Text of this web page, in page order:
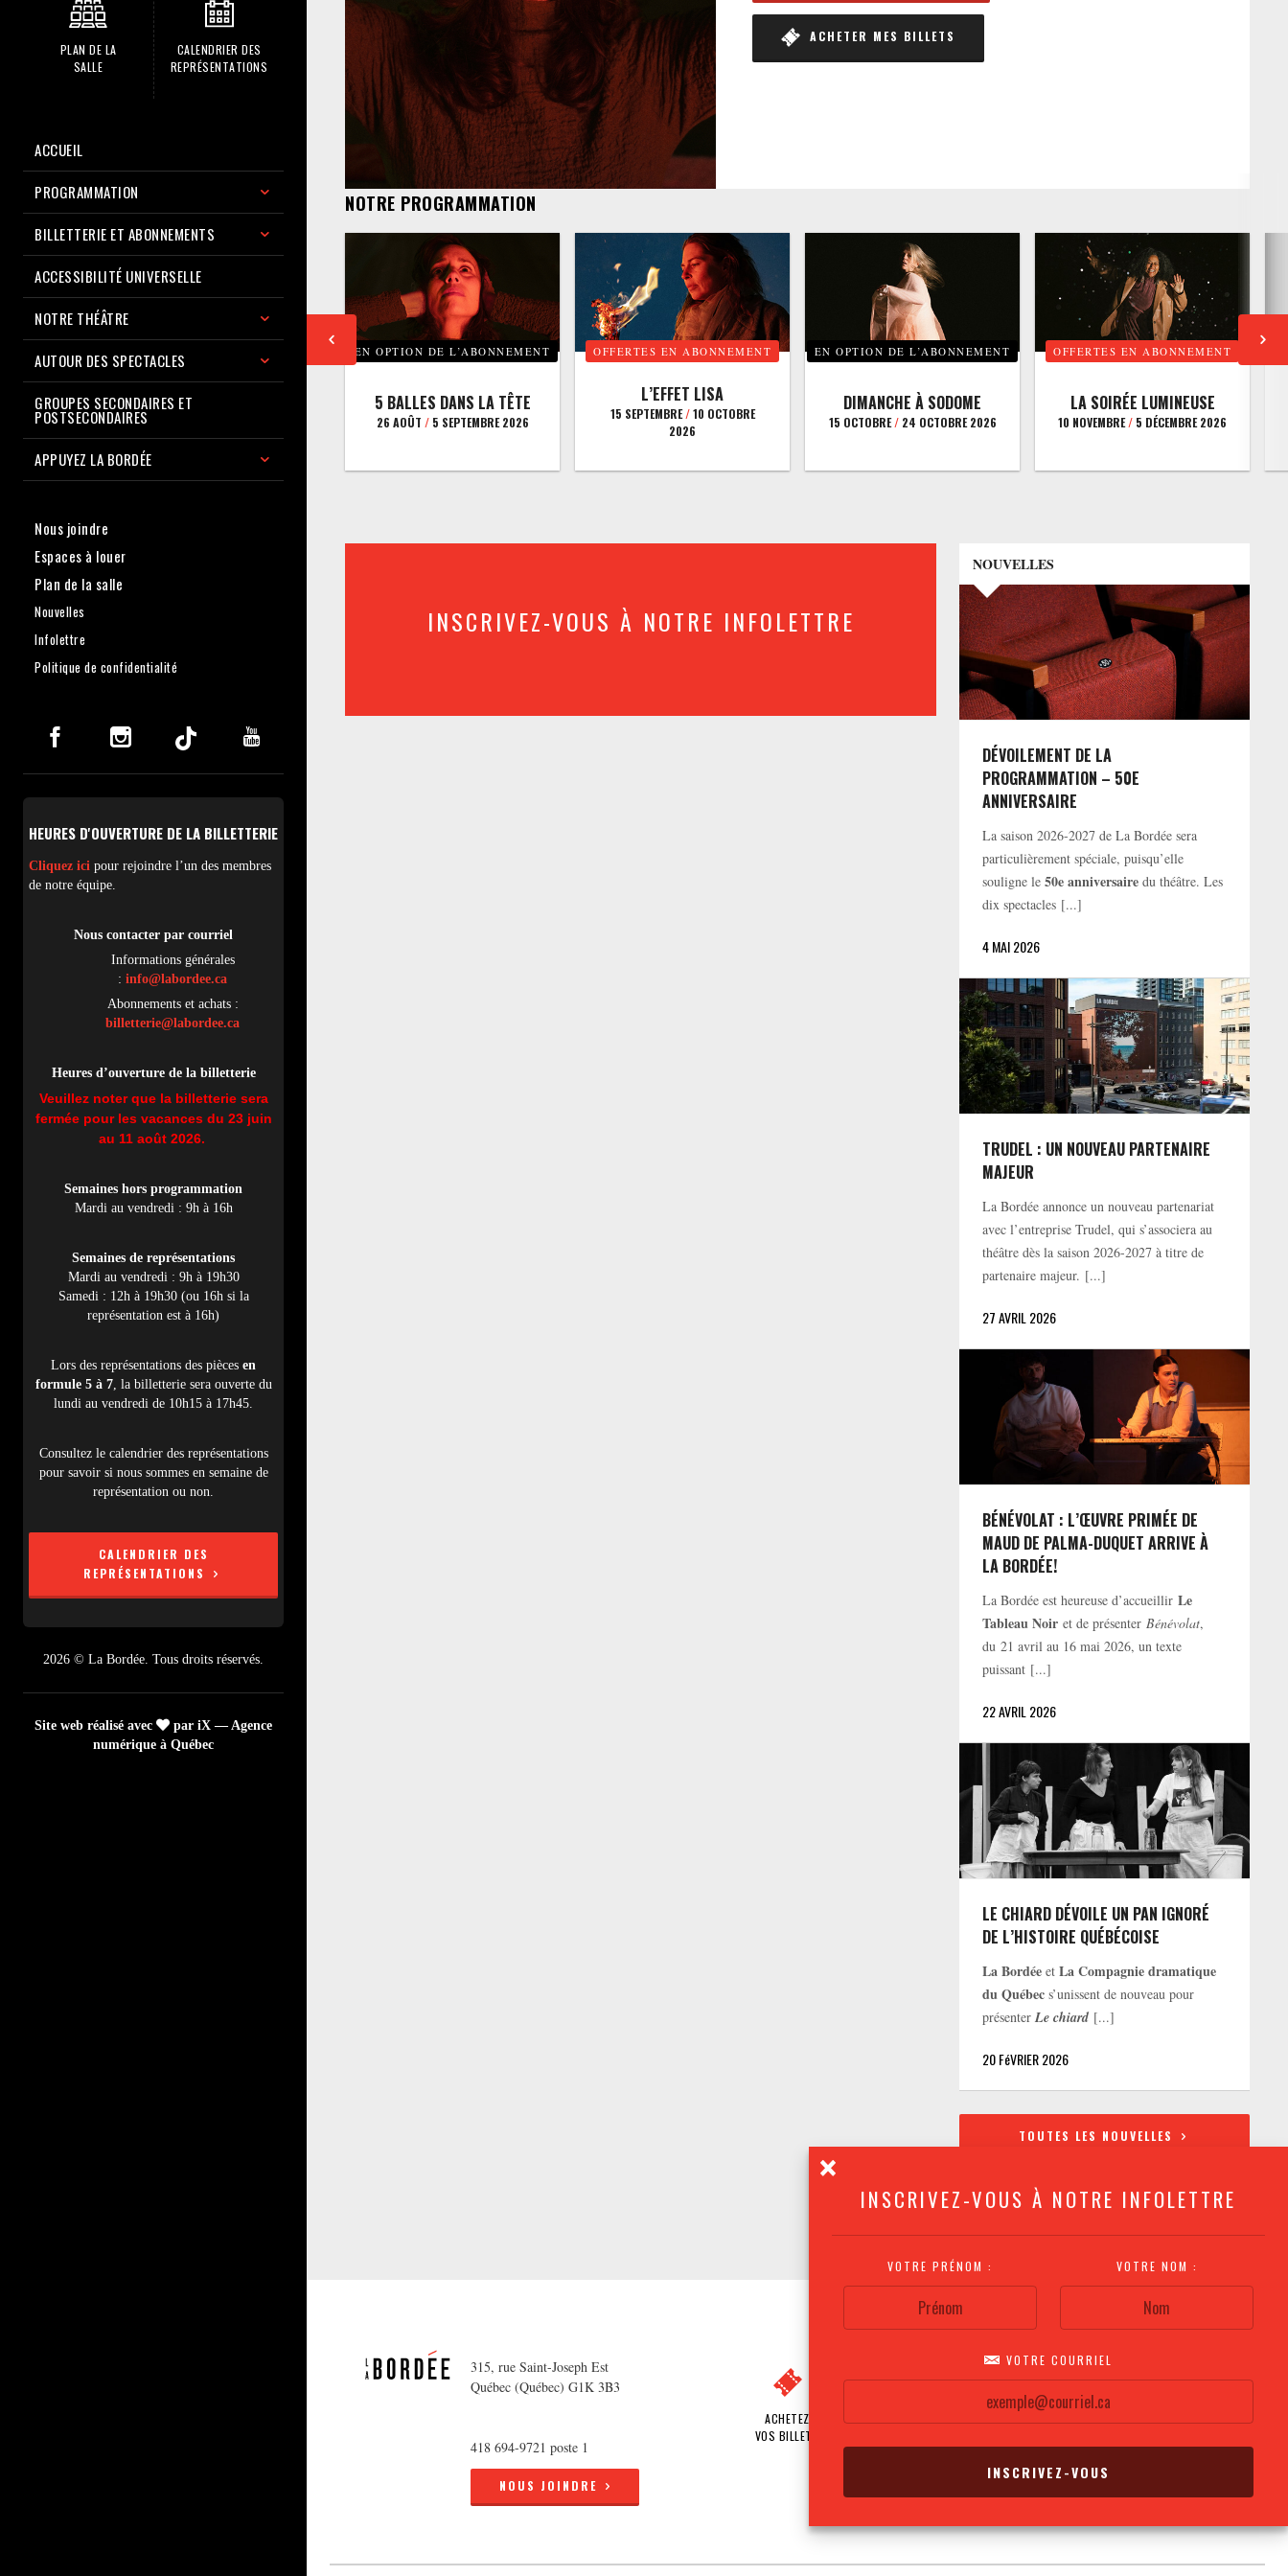
INSCRIVEZ-VOUS À NOTRE INFOLETTRE
VOTRE PRÉNOM : VOTRE NOM :
VOTRE COURRIEL
PLAN DE LA
SALLE
CALENDRIER DES
REPRÉSENTATIONS
ACCUEIL
PROGRAMMATION
BILLETTERIE ET ABONNEMENTS
ACCESSIBILITÉ UNIVERSELLE
NOTRE THÉÂTRE
AUTOUR DES SPECTACLES
GROUPES SECONDAIRES ET
POSTSECONDAIRES
APPUYEZ LA BORDÉE
Nous joindre
Espaces à louer
Plan de la salle
Nouvelles
Infolettre
Politique de confidentialité
HEURES D'OUVERTURE DE LA BILLETTERIE
Cliquez ici pour rejoindre l’un des membres
de notre équipe.
Nous contacter par courriel
Informations générales
: info@labordee.ca
Abonnements et achats :
billetterie@labordee.ca
Heures d’ouverture de la billetterie
Veuillez noter que la billetterie sera
fermée pour les vacances du 23 juin
au 11 août 2026.
Semaines hors programmation
Mardi au vendredi : 9h à 16h
Semaines de représentations
Mardi au vendredi : 9h à 19h30
Samedi : 12h à 19h30 (ou 16h si la
représentation est à 16h)
Lors des représentations des pièces en
formule 5 à 7, la billetterie sera ouverte du
lundi au vendredi de 10h15 à 17h45.
Consultez le calendrier des représentations
pour savoir si nous sommes en semaine de
représentation ou non.
CALENDRIER DES
REPRÉSENTATIONS
2026 © La Bordée. Tous droits réservés.
Site web réalisé avec
par iX — Agence
numérique à Québec
ACHETER MES BILLETS
NOTRE PROGRAMMATION
EN OPTION DE L’ABONNEMENT
5 BALLES DANS LA TÊTE
26 AOÛT /5 SEPTEMBRE 2026
OFFERTES EN ABONNEMENT
L’EFFET LISA
15 SEPTEMBRE/10 OCTOBRE
2026
EN OPTION DE L’ABONNEMENT
DIMANCHE À SODOME
15 OCTOBRE/24 OCTOBRE 2026
OFFERTES EN ABONNEMENT
LA SOIRÉE LUMINEUSE
10 NOVEMBRE/ 5 DÉCEMBRE 2026
INSCRIVEZ-VOUS À NOTRE INFOLETTRE
NOUVELLES
DÉVOILEMENT DE LA
PROGRAMMATION – 50E
ANNIVERSAIRE
La saison 2026-2027 de La Bordée sera
particulièrement spéciale, puisqu’elle
souligne le50e anniversaire du théâtre. Les
dix spectacles [...]
4 MAI 2026
TRUDEL : UN NOUVEAU PARTENAIRE
MAJEUR
La Bordée annonce un nouveau partenariat
avec l’entreprise Trudel, qui s’associera au
théâtre dès la saison 2026-2027 à titre de
partenaire majeur. [...]
27 AVRIL 2026
BÉNÉVOLAT : L’ŒUVRE PRIMÉE DE
MAUD DE PALMA-DUQUET ARRIVE À
LA BORDÉE!
La Bordée est heureuse d’accueillirLe
Tableau Noir et de présenterBénévolat,
du 21 avril au 16 mai 2026, un texte
puissant [...]
22 AVRIL 2026
LE CHIARD DÉVOILE UN PAN IGNORÉ
DE L’HISTOIRE QUÉBÉCOISE
La Bordée etLa Compagnie dramatique
du Québec s’unissent de nouveau pour
présenterLe chiard [...]
20 FéVRIER 2026
TOUTES LES NOUVELLES
315, rue Saint-Joseph Est
Québec (Québec) G1K 3B3
418 694-9721 poste 1
NOUS JOINDRE
ACHETEZ
VOS BILLETS